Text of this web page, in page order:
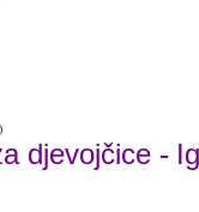
djevojčice -